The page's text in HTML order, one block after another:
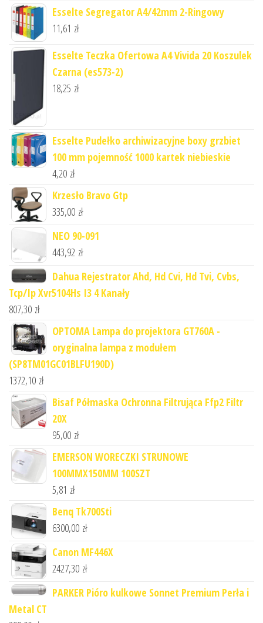
Esselte Segregator A4/42mm 2-Ringowy
11,61 zł
Esselte Teczka Ofertowa A4 Vivida 20 Koszulek
Czarna (es573-2)
18,25 zł
Esselte Pudełko archiwizacyjne boxy grzbiet
100 mm pojemność 1000 kartek niebieskie
4,20 zł
Krzesło Bravo Gtp
335,00 zł
NEO 90-091
443,92 zł
Dahua Rejestrator Ahd, Hd Cvi, Hd Tvi, Cvbs,
Tcp/Ip Xvr5104Hs I3 4 Kanały
807,30 zł
OPTOMA Lampa do projektora GT760A -
oryginalna lampa z modułem
(SP8TM01GC01BLFU190D)
1372,10 zł
Bisaf Półmaska Ochronna Filtrująca Ffp2 Filtr
20X
95,00 zł
EMERSON WORECZKI STRUNOWE
100MMX150MM 100SZT
5,81 zł
Benq Tk700Sti
6300,00 zł
Canon MF446X
2427,30 zł
PARKER Pióro kulkowe Sonnet Premium Perła i
Metal CT